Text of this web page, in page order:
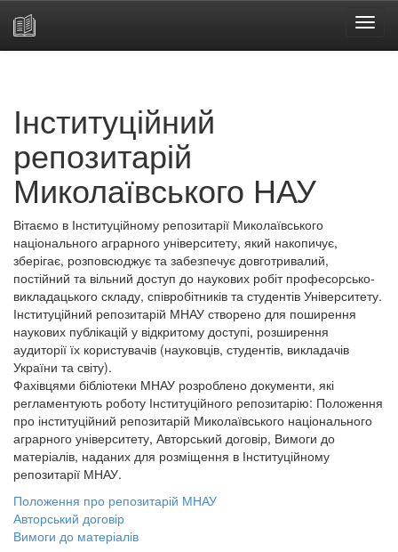
Інституційний
репозитарій
Миколаївського НАУ
Вітаємо в Інституційному репозитарії Миколаївського
національного аграрного університету, який накопичує,
зберігає, розповсюджує та забезпечує довготривалий,
постійний та вільний доступ до наукових робіт професорсько-
викладацького складу, співробітників та студентів Університету.
Інституційний репозитарій МНАУ створено для поширення
наукових публікацій у відкритому доступі, розширення
аудиторії їх користувачів (науковців, студентів, викладачів
України та світу).
Фахівцями бібліотеки МНАУ розроблено документи, які
регламентують роботу Інституційного репозитарію: Положення
про інституційний репозитарій Миколаївського національного
аграрного університету, Авторський договір, Вимоги до
матеріалів, наданих для розміщення в Інституційному
репозитарії МНАУ.
Положення про репозитарій МНАУ
Авторський договір
Вимоги до матеріалів